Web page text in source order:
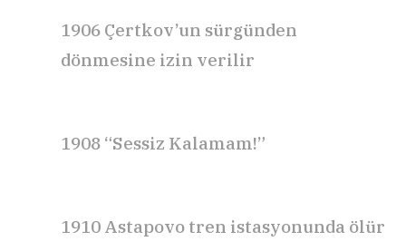
1906 Çertkov’un sürgünden
dönmesine izin verilir
1908 “Sessiz Kalamam!”
1910 Astapovo tren istasyonunda ölür